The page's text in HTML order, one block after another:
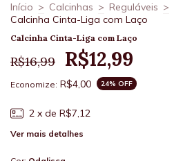
Início > Calcinhas > Reguláveis >
Calcinha Cinta-Liga com Laço
Calcinha Cinta-Liga com Laço
R$16,99 R$12,99
Economize: R$4,00 24% OFF
2 x de R$7,12
Ver mais detalhes